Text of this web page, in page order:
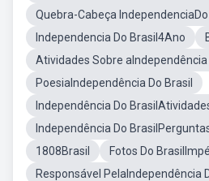
Quebra-Cabeça IndependenciaDo
Independencia Do Brasil4Ano
Atividades Sobre aIndependência
PoesiaIndependência Do Brasil
Independência Do
Independência Do
1808Brasil
Fotos Do
Responsável PelaIndependência